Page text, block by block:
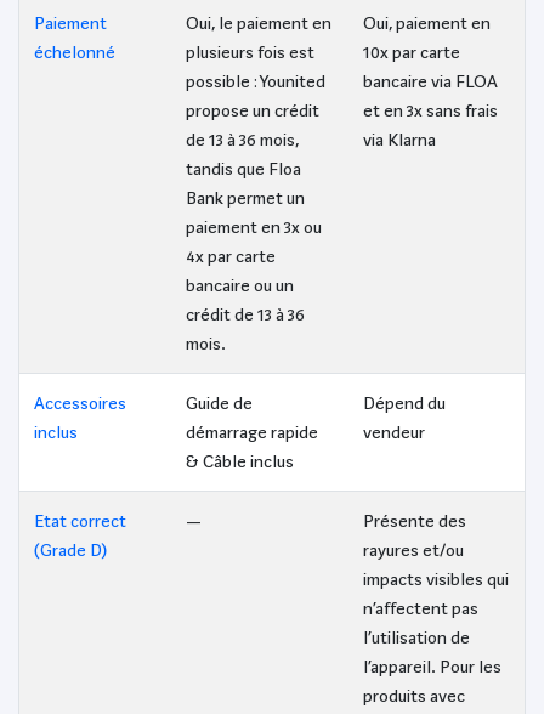
Paiement
échelonné
Oui, le paiement en
plusieurs fois est
possible : Younited
propose un crédit
de 13 à 36 mois,
tandis que Floa
Bank permet un
paiement en 3x ou
4x par carte
bancaire ou un
crédit de 13 à 36
mois.
Oui, paiement en
10x par carte
bancaire via FLOA
et en 3x sans frais
via Klarna
Accessoires
inclus
Guide de
démarrage rapide
& Câble inclus
Dépend du
vendeur
Etat correct
(Grade D)
—
Présente des
rayures et/ou
impacts visibles qui
n’affectent pas
l’utilisation de
l’appareil. Pour les
produits avec